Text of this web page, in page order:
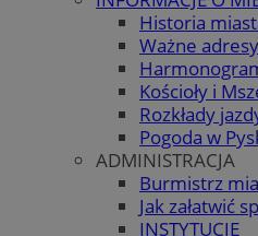
Historia
Ważne
Kościoły i
Rozkłady
Pogoda w
ADMINISTRACJA
Burmistrz
Jak załatwić
INSTYTUCJE